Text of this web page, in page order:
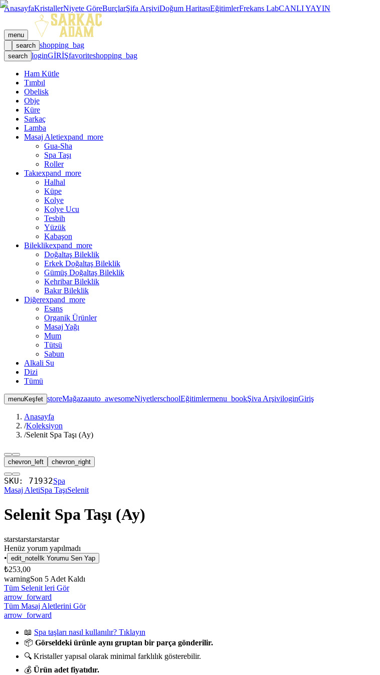
AnasayfaKristallerNiyete GöreBurçlarŞifa ArşiviDoğum HaritasıEğitimlerFrekans LabCANLI YAYIN
menu
search shopping_bag
search loginGİRİŞfavoriteshopping_bag
Ham Kütle
Tımbıl
Obelisk
Obje
Küre
Sarkaç
Lamba
Masaj Aletiexpand_more
Gua-Sha
Spa Taşı
Roller
Takıexpand_more
Halhal
Küpe
Kolye
Kolye Ucu
Tesbih
Yüzük
Kabaşon
Bileklikexpand_more
Doğaltaş Bileklik
Erkek Doğaltaş Bileklik
Gümüş Doğaltaş Bileklik
Kehribar Bileklik
Bakır Bileklik
Diğerexpand_more
Esans
Organik Ürünler
Masaj Yağı
Mum
Tütsü
Sabun
Alkali Su
Dizi
Tümü
menuKeşfet storeMağazaauto_awesomeNiyetlerschoolEğitimlermenu_bookŞiva ArşiviloginGiriş
Anasayfa
/Koleksiyon
/Selenit Spa Taşı (Ay)
chevron_left chevron_right
SKU: 71932Spa
Masaj AletiSpa TaşıSelenit
Selenit Spa Taşı (Ay)
starstarstarstarstar
Henüz yorum yapılmadı
• edit_note İlk Yorumu Sen Yap
₺253,00
warningSon 5 Adet Kaldı
Tüm Selenit leri Gör
arrow_forward
Tüm Masaj Aletlerini Gör
arrow_forward
📖 Spa taşları nasıl kullanılır? Tıklayın
📦 Görseldeki ürünle aynı gruptan bir parça gönderilir.
🔍 Kristaller yapısal olarak minimal farklılık gösterebilir.
💰 Ürün adet fiyatıdır.